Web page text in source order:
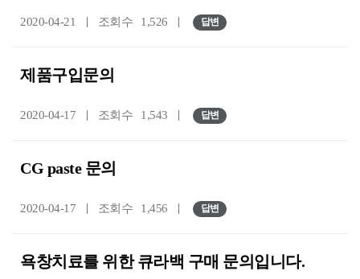
2020-04-21 조회수 1,526 답변
제품구입문의
2020-04-17 조회수 1,543 답변
CG paste 문의
2020-04-17 조회수 1,456 답변
욕창치료를 위한 큐라백 구매 문의입니다.